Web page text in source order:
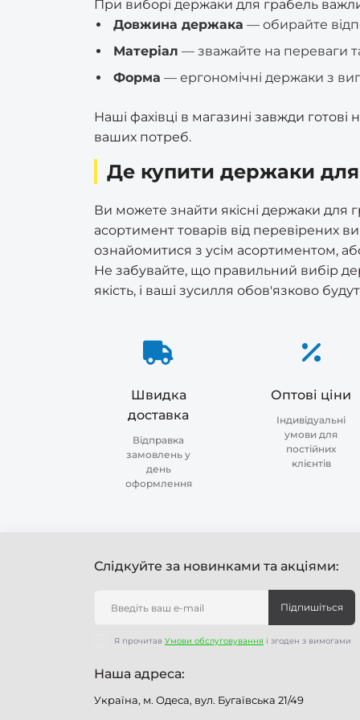
Стусло
Трос каналізаційний
Цвяходери та ломи
Щітки по металу ручні
Сітка затіняюча
Сітка москитна
для підтримки рослин
Украина (врізні)
Эльбор (врізні)
Yuni (ручки)
Ручки дверні різні
Ручки на металопластикові
Україна (ручки)
При виборі держаки для грабель
Довжина держака — обирайте
Матеріал — зважайте на переваги
Форма — ергономічні держаки з
Наші фахівці в магазині завжди
ваших потреб.
Де купити держаки
Ви можете знайти якісні держаки для
асортимент товарів від перевірених
ознайомитися з усім асортиментом,
Не забувайте, що правильний вибір
якість, і ваші зусилля обов'язково
Швидка
доставка
Відправка
замовлень у
день
оформлення
Оптові ціни
Індивідуальні
умови для
постійних
клієнтів
Слідкуйте за новинками та акціями:
Підпишіться
Я прочитав Умови обслуговування і згоден з вимогами
Наша адреса:
Україна, м. Одеса, вул. Бугаївська 21/49